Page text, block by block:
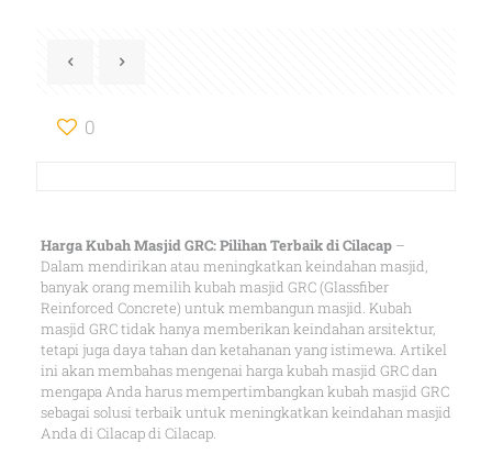
0
Harga Kubah Masjid GRC: Pilihan Terbaik di Cilacap–
Dalam mendirikan atau meningkatkan keindahan masjid,
banyak orang memilih kubah masjid GRC (Glassfiber
Reinforced Concrete) untuk membangun masjid. Kubah
masjid GRC tidak hanya memberikan keindahan arsitektur,
tetapi juga daya tahan dan ketahanan yang istimewa. Artikel
ini akan membahas mengenai harga kubah masjid GRC dan
mengapa Anda harus mempertimbangkan kubah masjid GRC
sebagai solusi terbaik untuk meningkatkan keindahan masjid
Anda di Cilacap di Cilacap.